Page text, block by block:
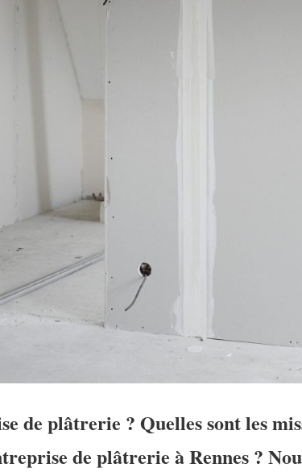
de plâtrerie ?Quelles sont les
de plâtrerie à Rennes ?